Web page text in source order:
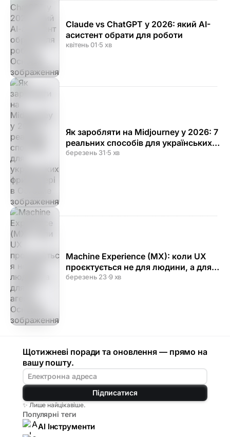
Claude vs ChatGPT у 2026: який AI-
асистент обрати для роботи
квітень 01·5 хв
Як заробляти на Midjourney у 2026: 7
реальних способів для українських
фрилансерів
березень 31·5 хв
Machine Experience (MX): коли UX
проєктується не для людини, а для
AI-агента
березень 23·9 хв
Щотижневі поради та оновлення — прямо на
вашу пошту.
Підписатися
✨ Лише найцікавіше.
Популярні теги
AI Інструменти